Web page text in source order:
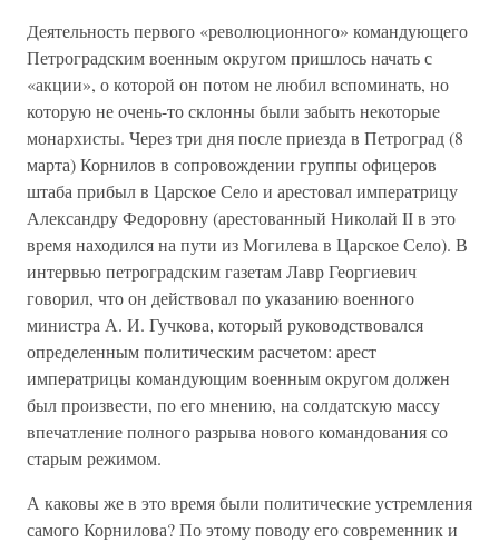
Деятельность первого «революционного» командующего
Петроградским военным округом пришлось начать с
«акции», о которой он потом не любил вспоминать, но
которую не очень-то склонны были забыть некоторые
монархисты. Через три дня после приезда в Петроград (8
марта) Корнилов в сопровождении группы офицеров
штаба прибыл в Царское Село и арестовал императрицу
Александру Федоровну (арестованный Николай II в это
время находился на пути из Могилева в Царское Село). В
интервью петроградским газетам Лавр Георгиевич
говорил, что он действовал по указанию военного
министра А. И. Гучкова, который руководствовался
определенным политическим расчетом: арест
императрицы командующим военным округом должен
был произвести, по его мнению, на солдатскую массу
впечатление полного разрыва нового командования со
старым режимом.
А каковы же в это время были политические устремления
самого Корнилова? По этому поводу его современник и